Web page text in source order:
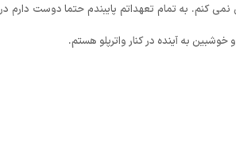
به تمام تعهداتم پایبندم حتما دوست دارم در
به آینده در کنار واترپلو هستم.